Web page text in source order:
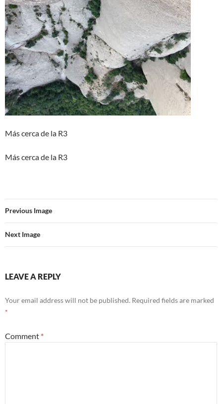
Más cerca de la R3
Más cerca de la R3
Previous Image
Next Image
LEAVE A REPLY
Your email address will not be published. Required fields are marked
*
Comment *